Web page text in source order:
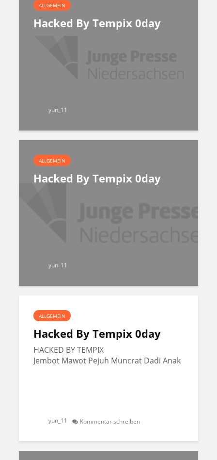
ALLGEMEIN
Hacked By Tempix 0day
yun_11
ALLGEMEIN
Hacked By Tempix 0day
yun_11
ALLGEMEIN
Hacked By Tempix 0day
HACKED BY TEMPIX
Jembot Mawot Pejuh Muncrat Dadi Anak
yun_11 Kommentar schreiben